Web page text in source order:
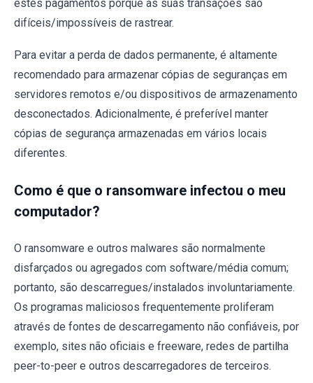
estes pagamentos porque as suas transações são
difíceis/impossíveis de rastrear.
Para evitar a perda de dados permanente, é altamente
recomendado para armazenar cópias de seguranças em
servidores remotos e/ou dispositivos de armazenamento
desconectados. Adicionalmente, é preferível manter
cópias de segurança armazenadas em vários locais
diferentes.
Como é que o ransomware infectou o meu
computador?
O ransomware e outros malwares são normalmente
disfarçados ou agregados com software/média comum;
portanto, são descarregues/instalados involuntariamente.
Os programas maliciosos frequentemente proliferam
através de fontes de descarregamento não confiáveis, por
exemplo, sites não oficiais e freeware, redes de partilha
peer-to-peer e outros descarregadores de terceiros.